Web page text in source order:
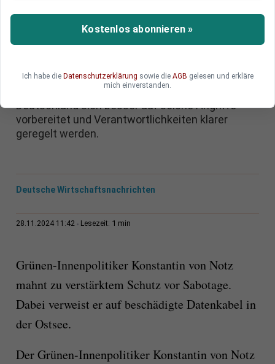
Reaktion
Sabotageakte in der Ostsee alarmieren die Politik
– Grünen-Politiker von Notz fordert besseren
hybriden Bedrohungen, wie etwa der Zerstörung
von Datenkabeln. Von Notz fordert, dass
Deutschland sich besser auf solche Angriffe
vorbereitet und Verantwortlichkeiten klarer
geregelt werden.
Deutsche Wirtschaftsnachrichten
28.11.2024 11:42 Lesezeit: 1 min
Grünen-Innenpolitiker Konstantin von Notz
mahnt zu verstärktem Schutz vor Sabotage.
Dabei verweist er auf beschädigte Datenkabel in
der Ostsee.
Der Grünen-Innenpolitiker Konstantin von Notz
Kostenlos abonnieren »
Ich habe die Datenschutzerklärung sowie die AGB gelesen und erkläre
mich einverstanden.